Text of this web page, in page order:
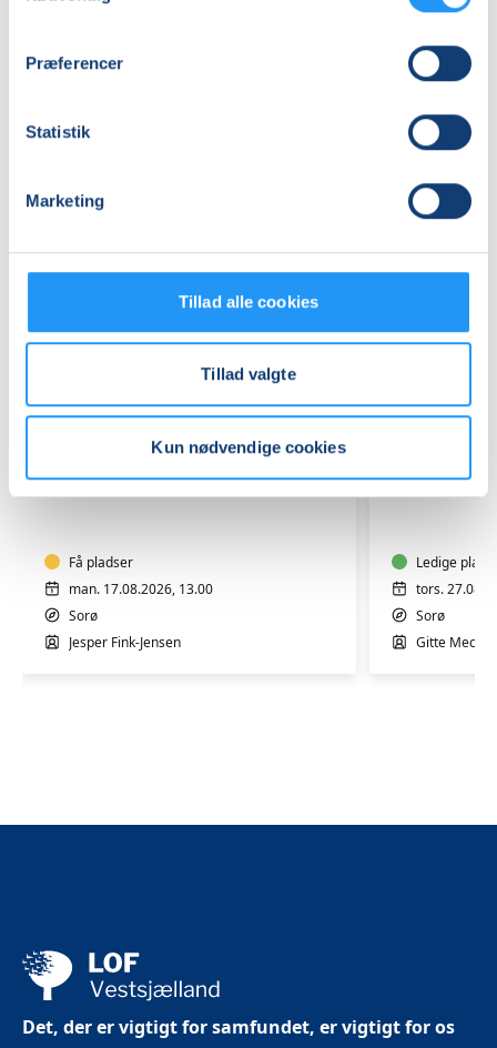
Præferencer
Statistik
Marketing
Tillad alle cookies
Tillad valgte
Kun nødvendige cookies
Elbas
med
SorøFå pladser
man. 17.08.2026, 13.00
Sorø
Jesper Fink-Jensen
Yoga
for
til
øvede
med
Gitte
Ledige
tors.
Sorø
Gitte
Det, der er vigtigt for samfundet, er vigtigt for os